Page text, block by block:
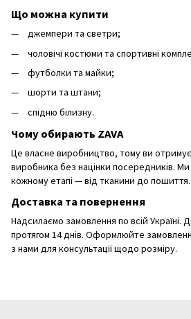
Що можна купити
джемпери та светри;
чоловічі костюми та спортивні
футболки та майки;
шорти та штани;
спідню білизну.
Чому обирають ZAVA
Це власне виробництво, тому ви
виробника без націнки посередників.
кожному етапі — від тканини до пошиття.
Доставка та повернення
Надсилаємо замовлення по всій Україні.
протягом 14 днів. Оформлюйте
з нами для консультації щодо розміру.